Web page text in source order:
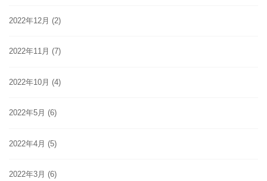
2022年12月 (2)
2022年11月 (7)
2022年10月 (4)
2022年5月 (6)
2022年4月 (5)
2022年3月 (6)